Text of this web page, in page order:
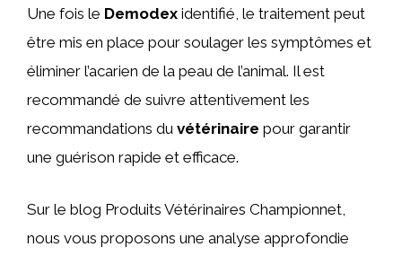
Une fois le Demodex identifié, le traitement peut
être mis en place pour soulager les symptômes et
éliminer l’acarien de la peau de l’animal. Il est
recommandé de suivre attentivement les
recommandations du vétérinaire pour garantir
une guérison rapide et efficace.
Sur le blog Produits Vétérinaires Championnet,
nous vous proposons une analyse approfondie